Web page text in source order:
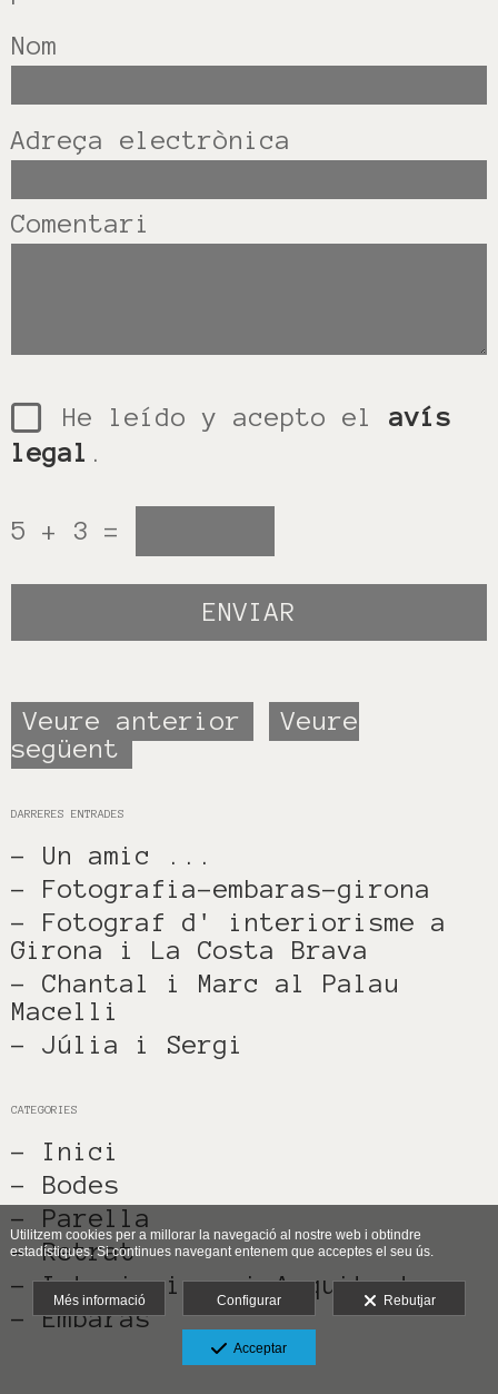
Nom
Adreça electrònica
Comentari
He leído y acepto el avís
legal .
5 + 3 =
Veure anterior
Veure
següent
DARRERES ENTRADES
- Un amic ...
- Fotografia-embaras-girona
- Fotograf d' interiorisme a
Girona i La Costa Brava
- Chantal i Marc al Palau
Macelli
- Júlia i Sergi
CATEGORIES
- Inici
- Bodes
- Parella
- Retrat
- Interiorisme i Arquitectura
- Embaràs
Utilitzem cookies per a millorar la navegació al nostre web i obtindre
estadístiques. Si continues navegant entenem que acceptes el seu ús.
Més informació Configurar Rebutjar
Acceptar